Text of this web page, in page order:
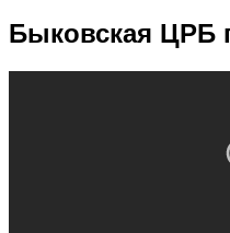
Быковская ЦРБ